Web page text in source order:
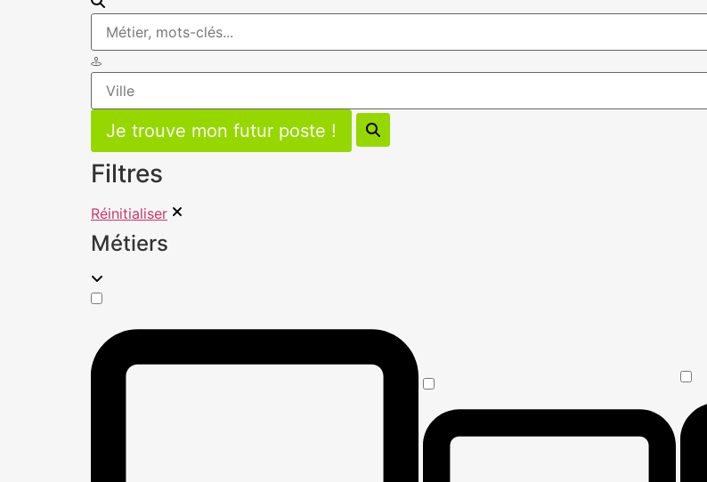
Filtres
Réinitialiser
Métiers